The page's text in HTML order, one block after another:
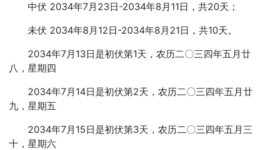
中伏 2034年7月23日-2034年8月11日，共20天；
未伏 2034年8月12日-2034年8月21日，共10天。
2034年7月13日是初伏第1天，农历二〇三四年五月廿
八，星期四
2034年7月14日是初伏第2天，农历二〇三四年五月廿
九，星期五
2034年7月15日是初伏第3天，农历二〇三四年五月三
十，星期六